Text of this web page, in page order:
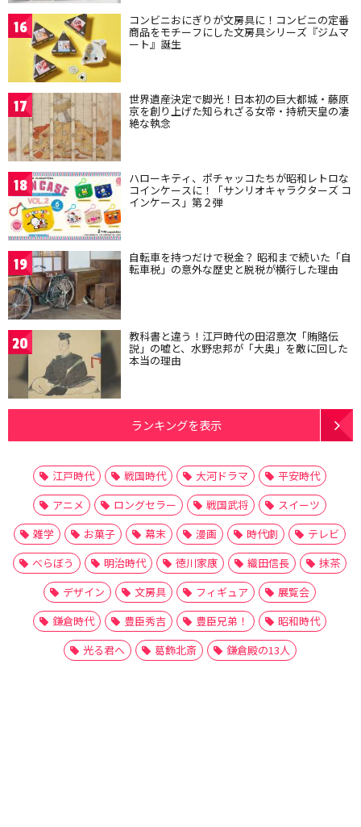
16 コンビニおにぎりが文房具に！コンビニの定番
商品をモチーフにした文房具シリーズ『ジムマ
ート』誕生
17 世界遺産決定で脚光！日本初の巨大都城・藤原
京を創り上げた知られざる女帝・持統天皇の凄
絶な執念
18 ハローキティ、ポチャッコたちが昭和レトロな
コインケースに！「サンリオキャラクターズ コ
インケース」第２弾
19 自転車を持つだけで税金？ 昭和まで続いた「自
転車税」の意外な歴史と脱税が横行した理由
20 教科書と違う！江戸時代の田沼意次「賄賂伝
説」の嘘と、水野忠邦が「大奥」を敵に回した
本当の理由
ランキングを表示
江戸時代 戦国時代 大河ドラマ
平安時代
アニメ
ロングセラー 戦国武将
スイーツ
雑学
お菓子 幕末 漫画 時代劇
テレビ
べらぼう
明治時代 徳川家康 織田信長
抹茶
デザイン
文房具 フィギュア
展覧会
鎌倉時代
豊臣秀吉 豊臣兄弟！
昭和時代
光る君へ
葛飾北斎 鎌倉殿の13人